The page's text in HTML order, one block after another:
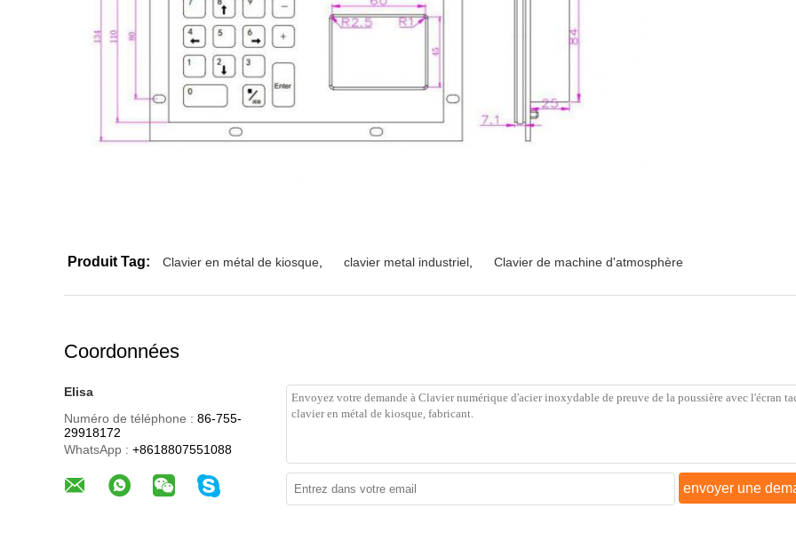
Produit Tag: Clavier en métal de kiosque clavier metal industriel Clavier de machine d'atmosphère
Coordonnées
Elisa
Numéro de téléphone : 86-755-
29918172
WhatsApp : +8618807551088
envoyer une